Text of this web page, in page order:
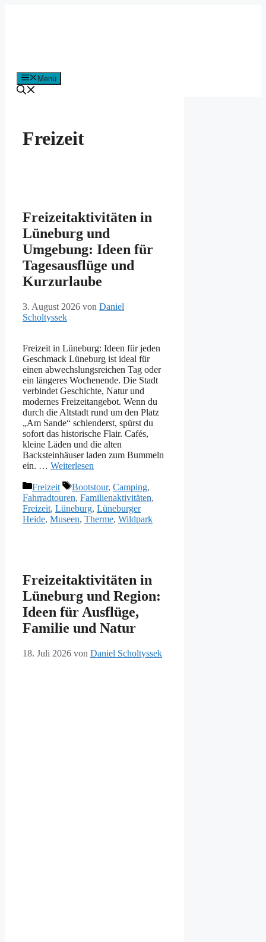
Menü
Freizeit
Freizeitaktivitäten in
Lüneburg und
Umgebung: Ideen für
Tagesausflüge und
Kurzurlaube
3. August 2026 von Daniel
Scholtyssek
Freizeit in Lüneburg: Ideen für jeden
Geschmack Lüneburg ist ideal für
einen abwechslungsreichen Tag oder
ein längeres Wochenende. Die Stadt
verbindet Geschichte, Natur und
modernes Freizeitangebot. Wenn du
durch die Altstadt rund um den Platz
„Am Sande“ schlenderst, spürst du
sofort das historische Flair. Cafés,
kleine Läden und die alten
Backsteinhäuser laden zum Bummeln
ein. … Weiterlesen
Kategorien
Freizeit Schlagwörter
Bootstour, Camping,
Fahrradtouren, Familienaktivitäten,
Freizeit, Lüneburg, Lüneburger
Heide, Museen, Therme, Wildpark
Freizeitaktivitäten in
Lüneburg und Region:
Ideen für Ausflüge,
Familie und Natur
18. Juli 2026 von Daniel Scholtyssek